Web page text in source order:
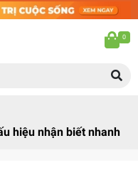
0
hiệu nhận biết nhanh